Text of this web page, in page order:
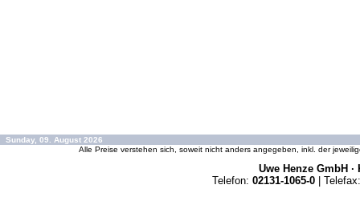
Sunday, 09. August 2026
Alle Preise verstehen sich, soweit nicht anders angegeben, inkl. der
Uwe Henze GmbH ·
Telefon: 02131-1065-0 | Telefax: